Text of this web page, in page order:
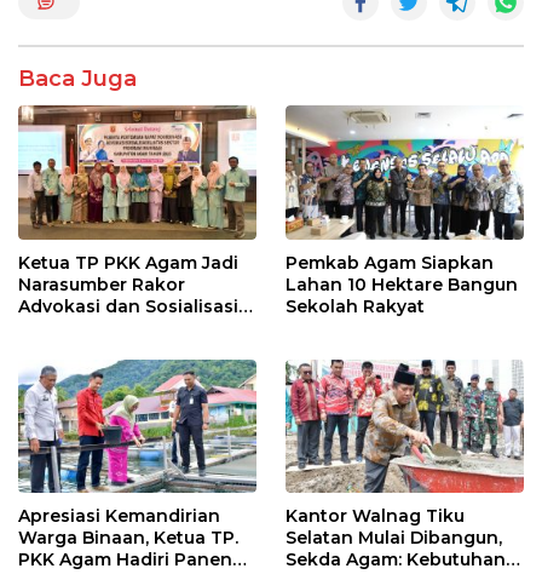
o
o
k
p
p
Baca Juga
Ketua TP PKK Agam Jadi
Narasumber Rakor
Advokasi dan Sosialisasi
Pemkab Agam Siapkan
Lahan 10 Hektare Bangun
Sekolah Rakyat
Apresiasi Kemandirian
Warga Binaan, Ketua TP.
PKK Agam Hadiri Panen
Kantor Walnag Tiku
Selatan Mulai Dibangun,
Sekda Agam: Kebutuhan